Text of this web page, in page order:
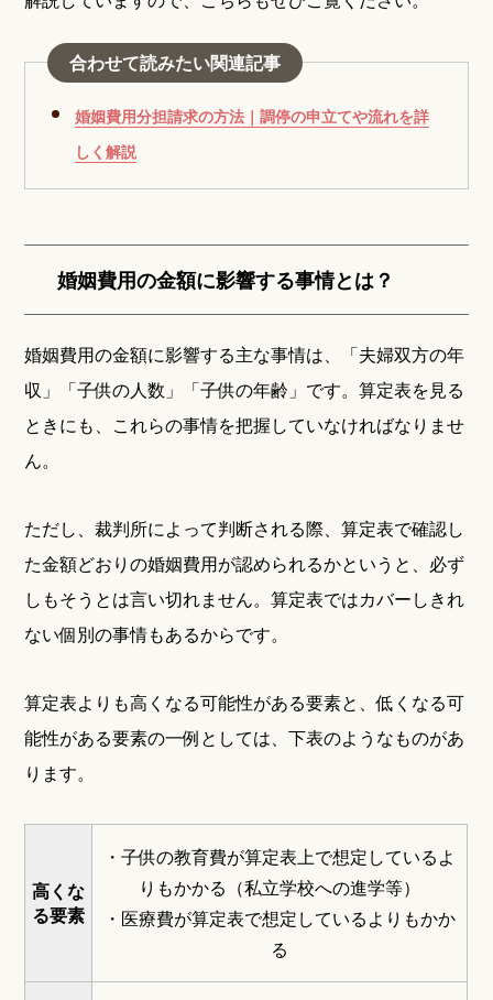
合わせて読みたい関連記事
婚姻費用分担請求の方法｜調停の申立てや流れを詳
しく解説
婚姻費用の金額に影響する事情とは？
婚姻費用の金額に影響する主な事情は、「夫婦双方の年
収」「子供の人数」「子供の年齢」です。算定表を見る
ときにも、これらの事情を把握していなければなりませ
ん。
ただし、裁判所によって判断される際、算定表で確認し
た金額どおりの婚姻費用が認められるかというと、必ず
しもそうとは言い切れません。算定表ではカバーしきれ
ない個別の事情もあるからです。
算定表よりも高くなる可能性がある要素と、低くなる可
能性がある要素の一例としては、下表のようなものがあ
ります。
高くな
る要素
・子供の教育費が算定表上で想定しているよ
りもかかる（私立学校への進学等）
・医療費が算定表で想定しているよりもかか
る